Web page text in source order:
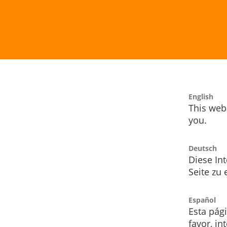
English
This
you.
Deutsch
Diese
Seite zu
Español
Esta
favor,